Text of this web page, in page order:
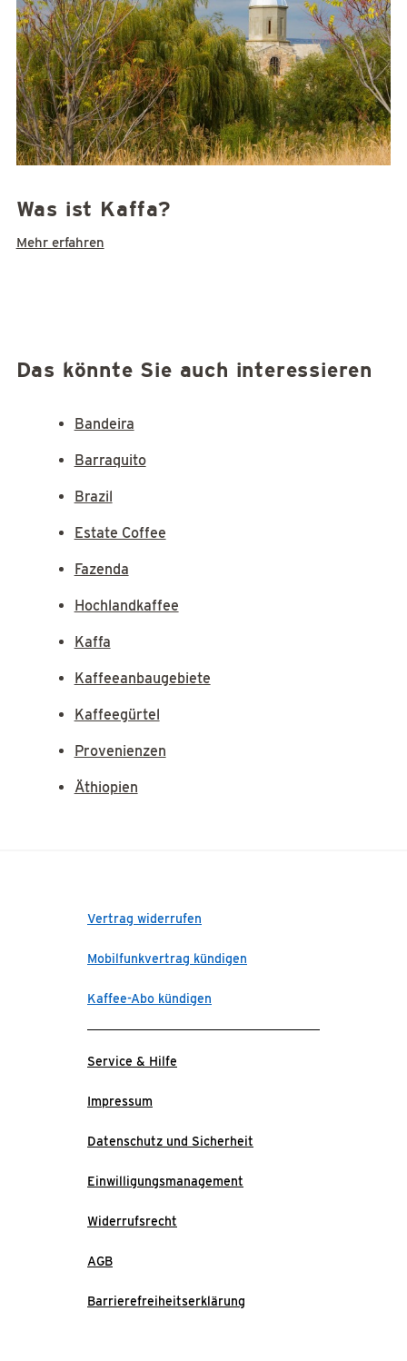
Was ist Kaffa?
Mehr erfahren
Das könnte Sie auch interessieren
Bandeira
Barraquito
Brazil
Estate Coffee
Fazenda
Hochlandkaffee
Kaffa
Kaffeeanbaugebiete
Kaffeegürtel
Provenienzen
Äthiopien
Vertrag widerrufen
Mobilfunkvertrag kündigen
Kaffee-Abo kündigen
Service & Hilfe
Impressum
Datenschutz und Sicherheit
Einwilligungsmanagement
Widerrufsrecht
AGB
Barrierefreiheitserklärung